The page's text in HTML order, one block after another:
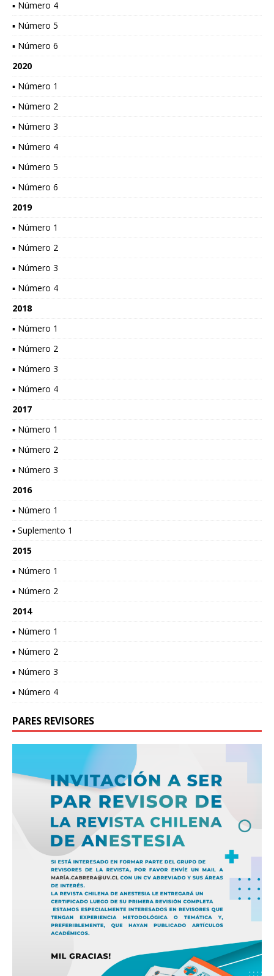
▪ Número 4
▪ Número 5
▪ Número 6
2020
▪ Número 1
▪ Número 2
▪ Número 3
▪ Número 4
▪ Número 5
▪ Número 6
2019
▪ Número 1
▪ Número 2
▪ Número 3
▪ Número 4
2018
▪ Número 1
▪ Número 2
▪ Número 3
▪ Número 4
2017
▪ Número 1
▪ Número 2
▪ Número 3
2016
▪ Número 1
▪ Suplemento 1
2015
▪ Número 1
▪ Número 2
2014
▪ Número 1
▪ Número 2
▪ Número 3
▪ Número 4
PARES REVISORES